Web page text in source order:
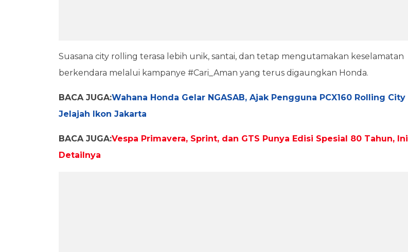
Suasana city rolling terasa lebih unik, santai, dan tetap mengutamakan keselamatan
berkendara melalui kampanye #Cari_Aman yang terus digaungkan Honda.
BACA JUGA:Wahana Honda Gelar NGASAB, Ajak Pengguna PCX160 Rolling City
Jelajah Ikon Jakarta
BACA JUGA:Vespa Primavera, Sprint, dan GTS Punya Edisi Spesial 80 Tahun, Ini
Detailnya